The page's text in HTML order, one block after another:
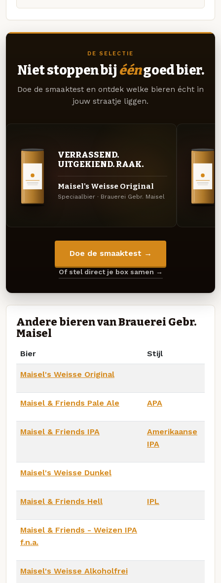
DE SELECTIE
Niet stoppen bij ééngoed bier.
Doe de smaaktest en ontdek welke bieren écht in
jouw straatje liggen.
VERRASSEND.
UITGEKIEND. RAAK.
Maisel's Weisse Original
Speciaalbier · Brauerei Gebr. Maisel
Doe de smaaktest →
Of stel direct je box samen →
Andere bieren van Brauerei Gebr.
Maisel
Bier Stijl
Maisel's Weisse Original
Maisel & Friends Pale Ale APA
Maisel & Friends IPA
Amerikaanse
IPA
Maisel's Weisse Dunkel
Maisel & Friends Hell IPL
Maisel & Friends - Weizen IPA
f.n.a.
Maisel's Weisse Alkoholfrei